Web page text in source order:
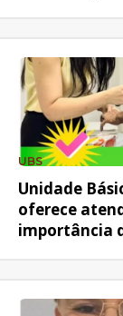
UBS
Unidade
oferece
importância